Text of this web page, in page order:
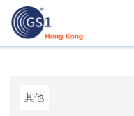
內
Second
其他